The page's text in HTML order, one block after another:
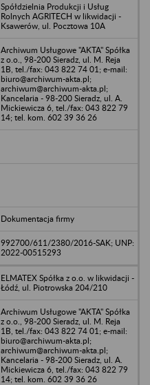
Spółdzielnia Produkcji i Usług
Rolnych AGRITECH w likwidacji -
Ksawerów, ul. Pocztowa 10A
Archiwum Usługowe "AKTA" Spółka
z o.o., 98-200 Sieradz, ul. M. Reja
1B, tel./fax: 043 822 74 01; e-mail:
biuro@archiwum-akta.pl;
archiwum@archiwum-akta.pl;
Kancelaria - 98-200 Sieradz, ul. A.
Mickiewicza 6, tel./fax: 043 822 79
14; tel. kom. 602 39 36 26
Dokumentacja firmy
992700/611/2380/2016-SAK; UNP:
2022-00515293
ELMATEX Spółka z o.o. w likwidacji -
Łódź, ul. Piotrowska 204/210
Archiwum Usługowe "AKTA" Spółka
z o.o., 98-200 Sieradz, ul. M. Reja
1B, tel./fax: 043 822 74 01; e-mail:
biuro@archiwum-akta.pl;
archiwum@archiwum-akta.pl;
Kancelaria - 98-200 Sieradz, ul. A.
Mickiewicza 6, tel./fax: 043 822 79
14; tel. kom. 602 39 36 26